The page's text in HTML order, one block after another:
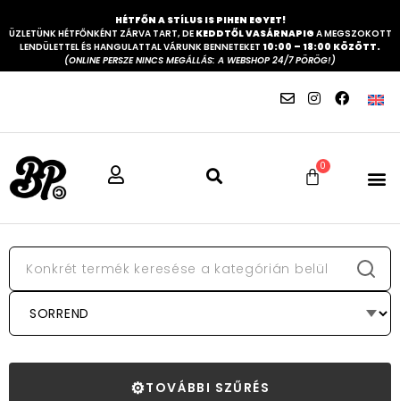
HÉTFŐN A STÍLUS IS PIHEN EGYET!
ÜZLETÜNK HÉTFŐNKÉNT ZÁRVA TART, DE KEDDTŐL VASÁRNAPIG A MEGSZOKOTT
LENDÜLETTEL ÉS HANGULATTAL VÁRUNK BENNETEKET 10:00 – 18:00 KÖZÖTT.
(ONLINE PERSZE NINCS MEGÁLLÁS: A WEBSHOP 24/7 PÖRÖG!)
0
⚙TOVÁBBI SZŰRÉS